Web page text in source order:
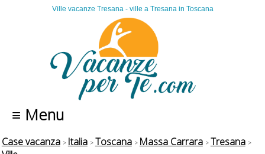
Ville vacanze Tresana - ville a Tresana in Toscana
≡ Menu
Case vacanza Italia Toscana Massa Carrara
Tresana